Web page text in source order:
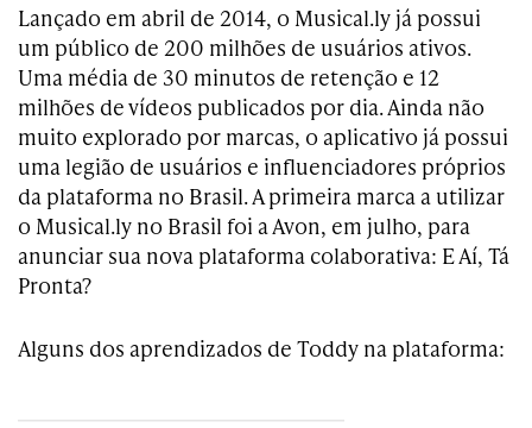
Lançado em abril de 2014, o Musical.ly já possui
um público de 200 milhões de usuários ativos.
Uma média de 30 minutos de retenção e 12
milhões de vídeos publicados por dia. Ainda não
muito explorado por marcas, o aplicativo já possui
uma legião de usuários e influenciadores próprios
da plataforma no Brasil. A primeira marca a utilizar
o Musical.ly no Brasil foi a Avon, em julho, para
anunciar sua nova plataforma colaborativa: E Aí, Tá
Pronta?
Alguns dos aprendizados de Toddy na plataforma: